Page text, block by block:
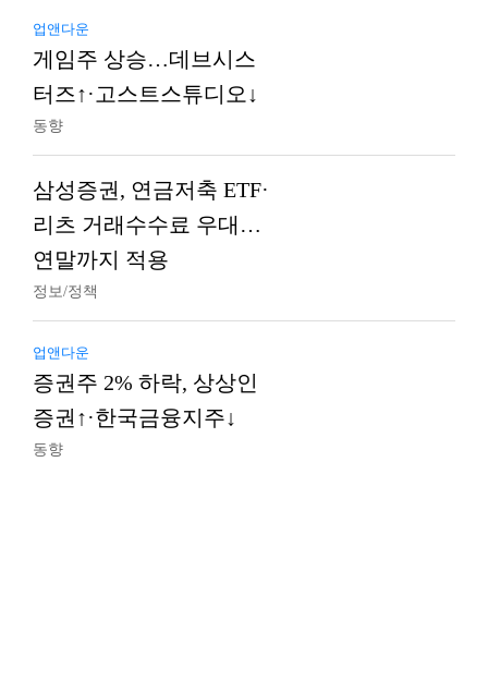
업앤다운
게임주 상승…데브시스
터즈↑·고스트스튜디오↓
동향
삼성증권, 연금저축 ETF·
리츠 거래수수료 우대…
연말까지 적용
정보/정책
업앤다운
증권주 2% 하락, 상상인
증권↑·한국금융지주↓
동향